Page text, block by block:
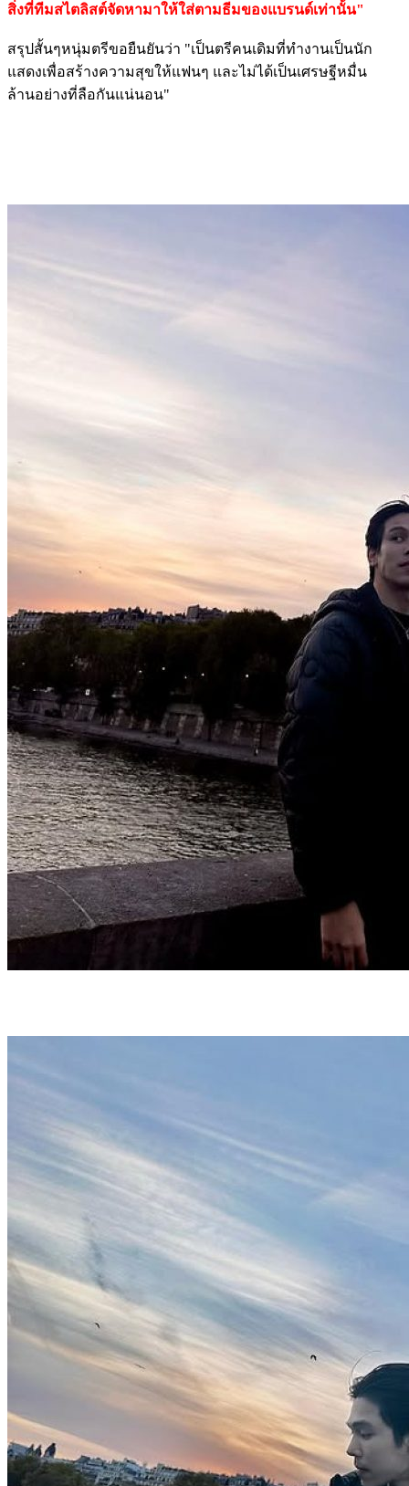
สิ่งที่ทีมสไตลิสต์จัดหามาให้ใส่ตามธีมของแบรนด์เท่านั้น"
สรุปสั้นๆหนุ่มตรีขอยืนยันว่า "เป็นตรีคนเดิมที่ทำงานเป็นนัก
แสดงเพื่อสร้างความสุขให้แฟนๆ และไม่ได้เป็นเศรษฐีหมื่น
ล้านอย่างที่ลือกันแน่นอน"